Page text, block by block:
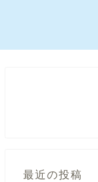
最近の投稿